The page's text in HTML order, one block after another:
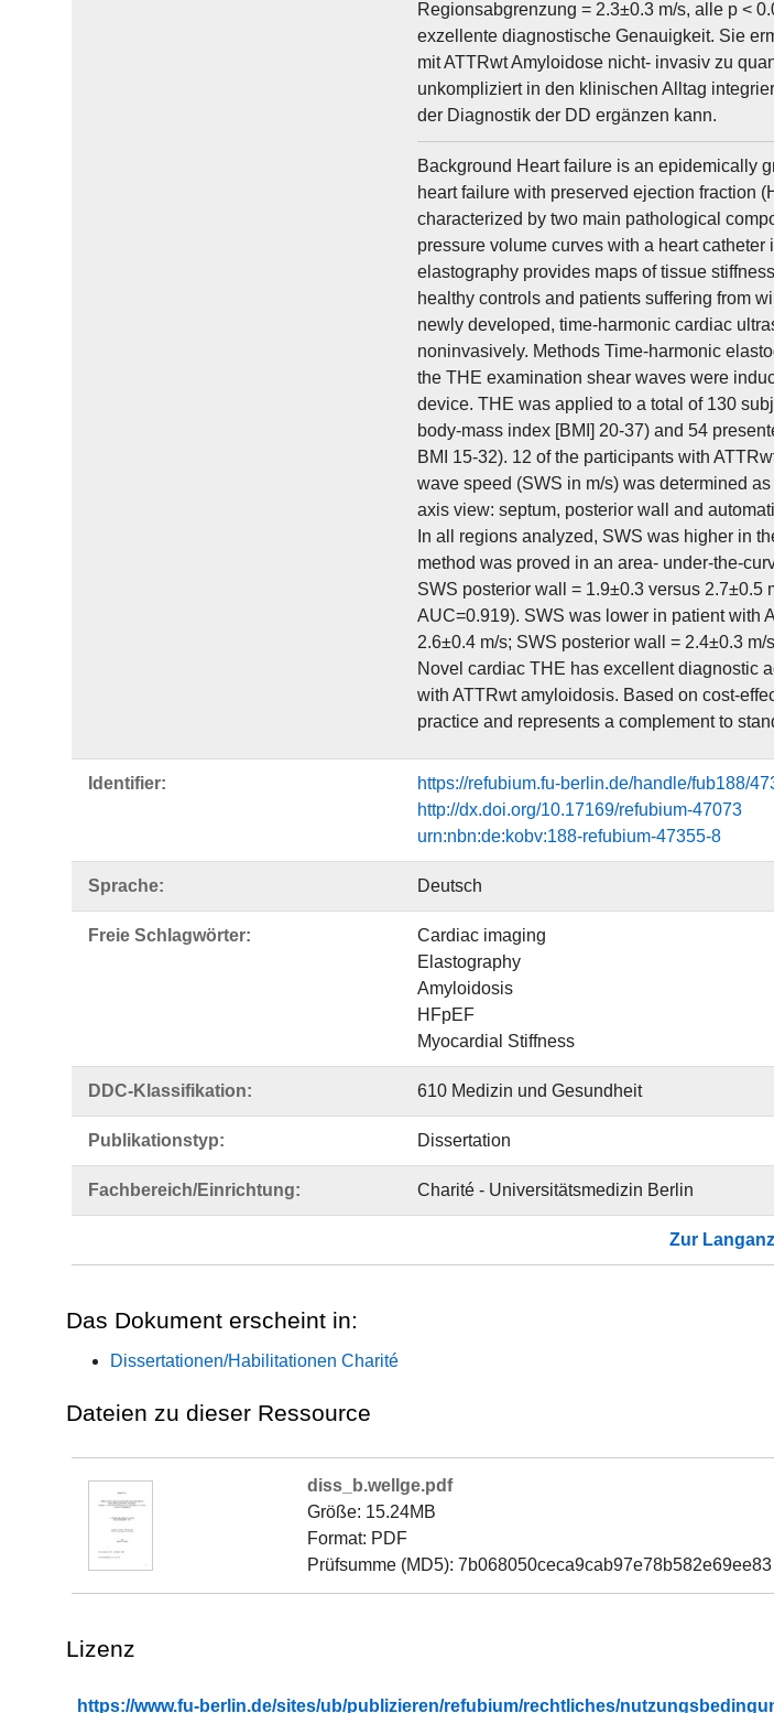
Regionsabgrenzung = 2.3±0.3 m/s, alle p <
exzellente diagnostische Genauigkeit. Sie
mit ATTRwt Amyloidose nicht- invasiv zu
unkompliziert in den klinischen Alltag
der Diagnostik der DD ergänzen kann.
Background Heart failure is an epidemically
heart failure with preserved ejection fraction
characterized by two main pathological
pressure volume curves with a heart
elastography provides maps of tissue
healthy controls and patients suffering from
newly developed, time-harmonic cardiac
noninvasively. Methods Time-harmonic
the THE examination shear waves were
device. THE was applied to a total of 130
body-mass index [BMI] 20-37) and 54
BMI 15-32). 12 of the participants with
wave speed (SWS in m/s) was determined
axis view: septum, posterior wall and
In all regions analyzed, SWS was higher in
method was proved in an area- under-the-
SWS posterior wall = 1.9±0.3 versus 2.7±0.5
AUC=0.919). SWS was lower in patient with
2.6±0.4 m/s; SWS posterior wall = 2.4±0.3
Novel cardiac THE has excellent diagnostic
with ATTRwt amyloidosis. Based on cost-
practice and represents a complement to
Identifier:
https://refubium.fu-berlin.de/handle/fub188/
http://dx.doi.org/10.17169/refubium-47073
urn:nbn:de:kobv:188-refubium-47355-8
Sprache: Deutsch
Freie Schlagwörter:
Cardiac imaging
Elastography
Amyloidosis
HFpEF
Myocardial Stiffness
DDC-Klassifikation: 610 Medizin und Gesundheit
Publikationstyp: Dissertation
Fachbereich/Einrichtung: Charité - Universitätsmedizin Berlin
Zur
Das Dokument erscheint in:
Dissertationen/Habilitationen Charité
Dateien zu dieser Ressource
diss_b.wellge.pdf
Größe: 15.24MB
Format: PDF
Prüfsumme (MD5): 7b068050ceca9cab97e78b582e69ee83
Lizenz
https://www.fu-berlin.de/sites/ub/publizieren/refubium/rechtliches/